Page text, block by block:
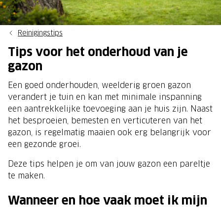
Reinigingstips
Tips voor het onderhoud van je
gazon
Een goed onderhouden, weelderig groen gazon
verandert je tuin en kan met minimale inspanning
een aantrekkelijke toevoeging aan je huis zijn. Naast
het besproeien, bemesten en verticuteren van het
gazon, is regelmatig maaien ook erg belangrijk voor
een gezonde groei.
Deze tips helpen je om van jouw gazon een pareltje
te maken.
Wanneer en hoe vaak moet ik mijn